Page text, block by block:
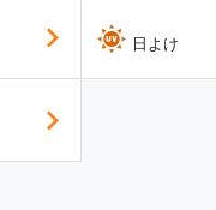
日よけ